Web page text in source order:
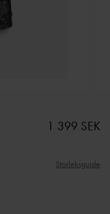
1 399 SEK
Storleksguide